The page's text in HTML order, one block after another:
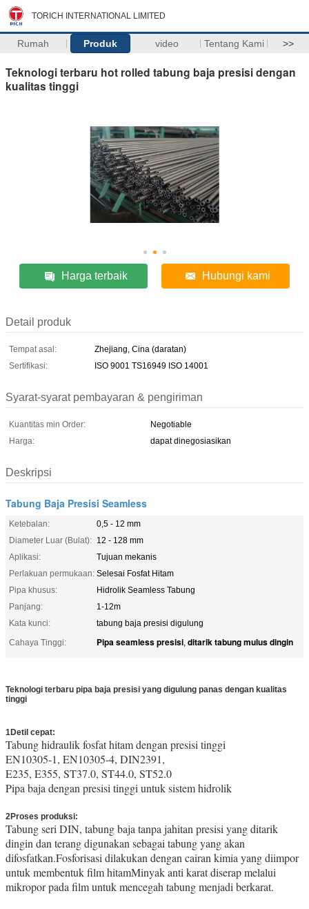
TORICH INTERNATIONAL LIMITED
Rumah Produk video Tentang Kami >>
Teknologi terbaru hot rolled tabung baja presisi dengan
kualitas tinggi
Harga terbaik Hubungi kami
Detail produk
Tempat asal:
Zhejiang, Cina (daratan)
Sertifikasi:
ISO 9001 TS16949 ISO 14001
Syarat-syarat pembayaran & pengiriman
Kuantitas min Order:
Negotiable
Harga:
dapat dinegosiasikan
Deskripsi
Tabung Baja Presisi Seamless
Ketebalan:
0,5 - 12 mm
Diameter Luar (Bulat): 12 - 128 mm
Aplikasi:
Tujuan mekanis
Perlakuan permukaan: Selesai Fosfat Hitam
Pipa khusus:
Hidrolik Seamless Tabung
Panjang:
1-12m
Kata kunci:
tabung baja presisi digulung
Cahaya Tinggi:
Pipa seamless presisi, ditarik tabung mulus dingin
Teknologi terbaru pipa baja presisi yang digulung panas dengan kualitas
tinggi
1Detil cepat:
Tabung hidraulik fosfat hitam dengan presisi tinggi
EN10305-1, EN10305-4, DIN2391,
E235, E355, ST37.0, ST44.0, ST52.0
Pipa baja dengan presisi tinggi untuk sistem hidrolik
2Proses produksi:
Tabung seri DIN, tabung baja tanpa jahitan presisi yang ditarik
dingin dan terang digunakan sebagai tabung yang akan
difosfatkan.Fosforisasi dilakukan dengan cairan kimia yang diimpor
untuk membentuk film hitamMinyak anti karat diserap melalui
mikropor pada film untuk mencegah tabung menjadi berkarat.